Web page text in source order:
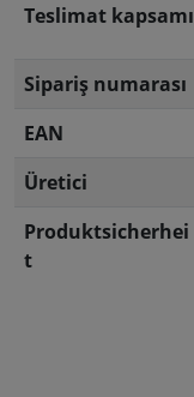
Teslimat kapsamı
Sipariş numarası
EAN
Üretici
Produktsicherhei
t